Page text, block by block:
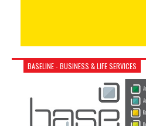
BASELINE - BUSINESS & LIFE SERVICES